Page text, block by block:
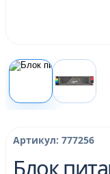
Артикул: 777256
Блок